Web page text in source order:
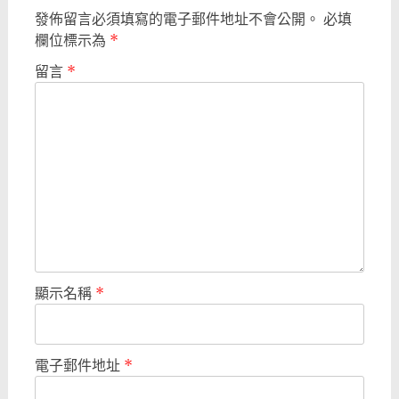
發佈留言必須填寫的電子郵件地址不會公開。 必填
欄位標示為 *
留言 *
顯示名稱 *
電子郵件地址 *